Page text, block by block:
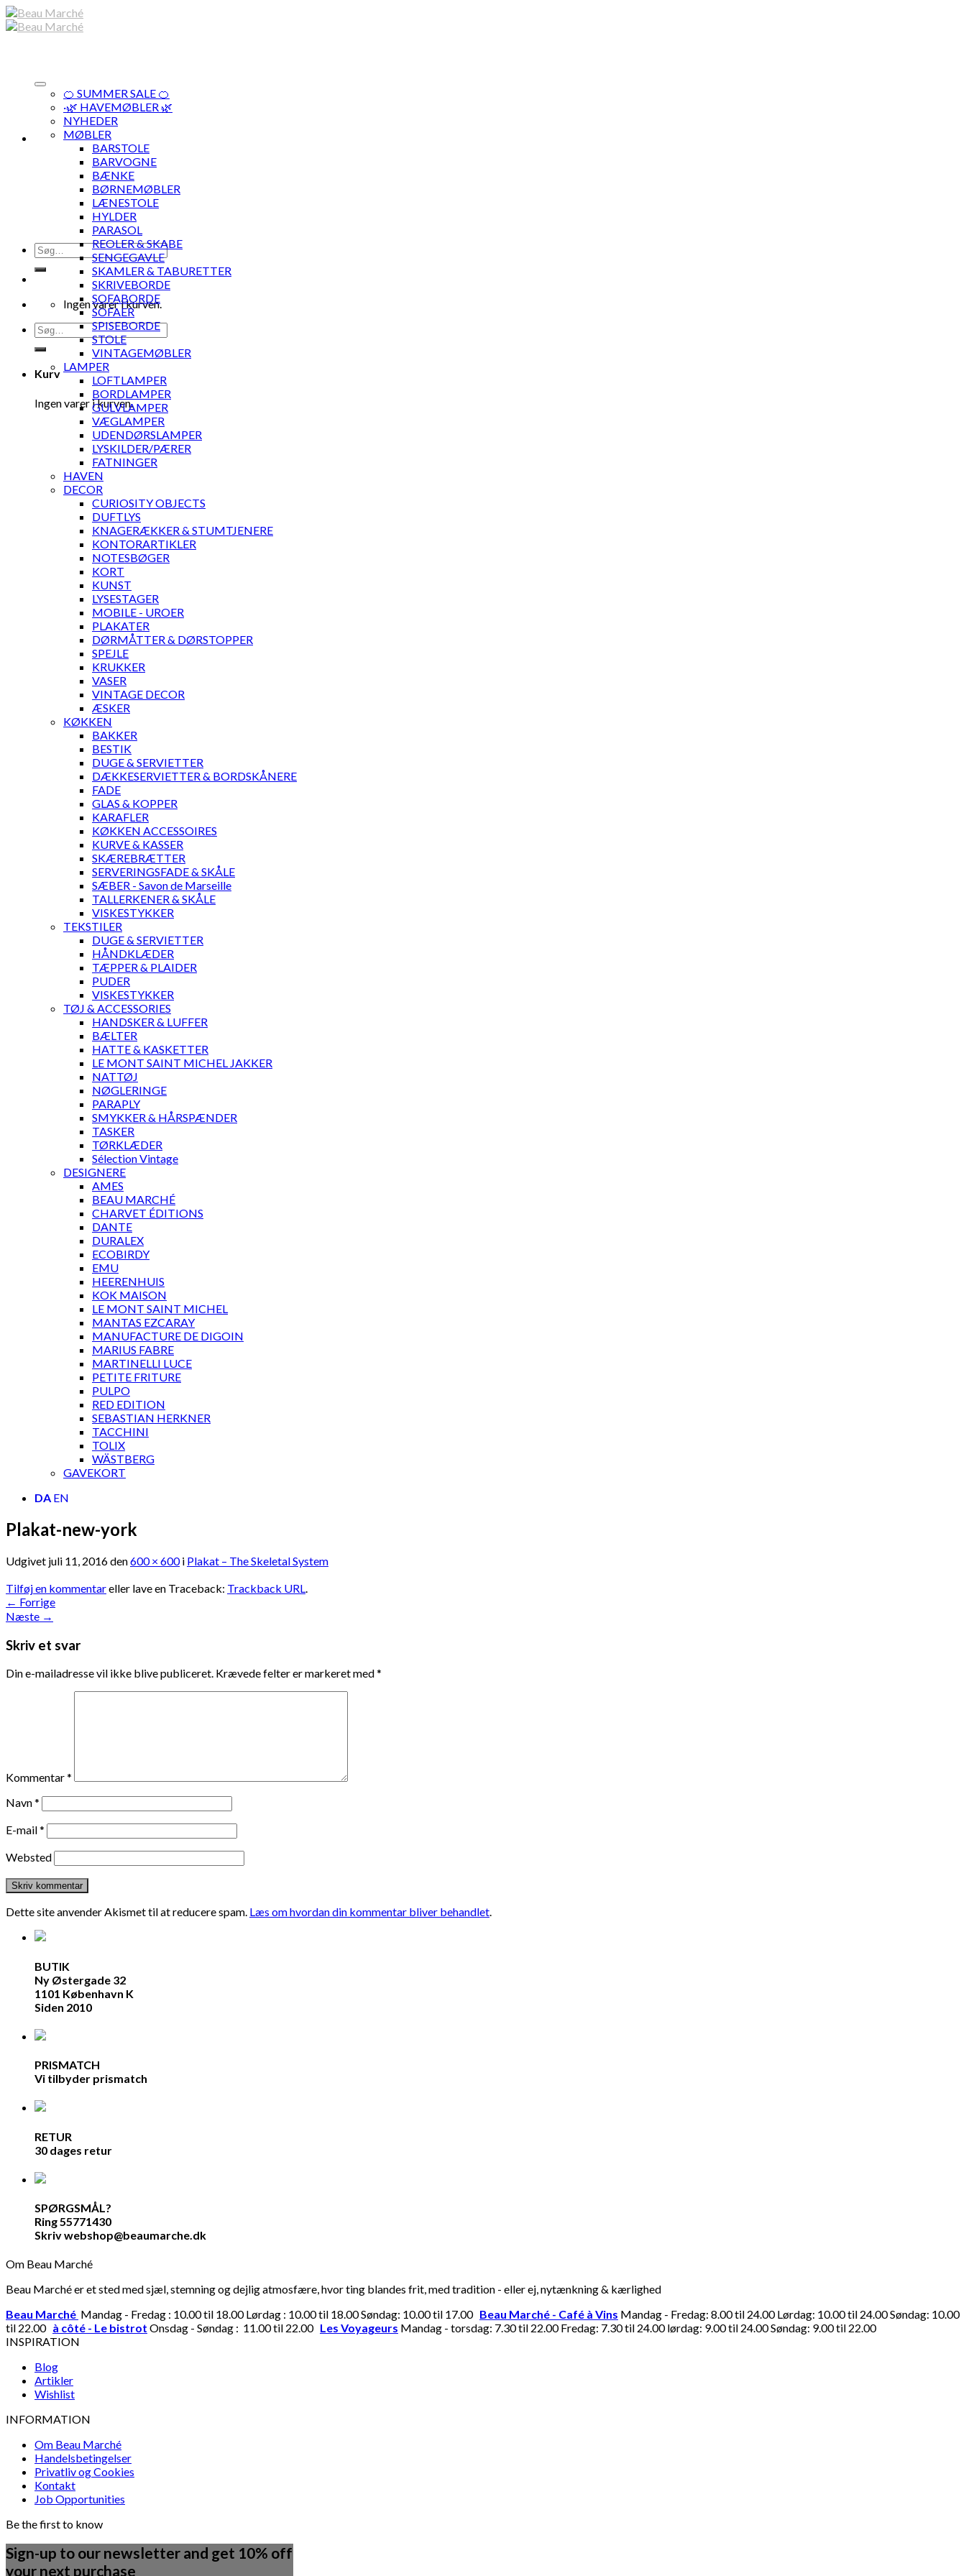
Skip
to
Søg
efter:
Ingen varer i kurven.
Søg
efter:
Kurv
Ingen varer i kurven.
🍊 SUMMER SALE 🍊
·🌿 HAVEMØBLER 🌿
NYHEDER
MØBLER
BARSTOLE
BARVOGNE
BÆNKE
BØRNEMØBLER
LÆNESTOLE
HYLDER
PARASOL
REOLER & SKABE
SENGEGAVLE
SKAMLER & TABURETTER
SKRIVEBORDE
SOFABORDE
SOFAER
SPISEBORDE
STOLE
VINTAGEMØBLER
LAMPER
LOFTLAMPER
BORDLAMPER
GULVLAMPER
VÆGLAMPER
UDENDØRSLAMPER
LYSKILDER/PÆRER
FATNINGER
HAVEN
DECOR
CURIOSITY OBJECTS
DUFTLYS
KNAGERÆKKER & STUMTJENERE
KONTORARTIKLER
NOTESBØGER
KORT
KUNST
LYSESTAGER
MOBILE - UROER
PLAKATER
DØRMÅTTER & DØRSTOPPER
SPEJLE
KRUKKER
VASER
VINTAGE DECOR
ÆSKER
KØKKEN
BAKKER
BESTIK
DUGE & SERVIETTER
DÆKKESERVIETTER & BORDSKÅNERE
FADE
GLAS & KOPPER
KARAFLER
KØKKEN ACCESSOIRES
KURVE & KASSER
SKÆREBRÆTTER
SERVERINGSFADE & SKÅLE
SÆBER - Savon de Marseille
TALLERKENER & SKÅLE
VISKESTYKKER
TEKSTILER
DUGE & SERVIETTER
HÅNDKLÆDER
TÆPPER & PLAIDER
PUDER
VISKESTYKKER
TØJ & ACCESSORIES
HANDSKER & LUFFER
BÆLTER
HATTE & KASKETTER
LE MONT SAINT MICHEL JAKKER
NATTØJ
NØGLERINGE
PARAPLY
SMYKKER & HÅRSPÆNDER
TASKER
TØRKLÆDER
Sélection Vintage
DESIGNERE
AMES
BEAU MARCHÉ
CHARVET ÉDITIONS
DANTE
DURALEX
ECOBIRDY
EMU
HEERENHUIS
KOK MAISON
LE MONT SAINT MICHEL
MANTAS EZCARAY
MANUFACTURE DE DIGOIN
MARIUS FABRE
MARTINELLI LUCE
PETITE FRITURE
PULPO
RED EDITION
SEBASTIAN HERKNER
TACCHINI
TOLIX
WÄSTBERG
GAVEKORT
DA EN
Plakat-new-york
Udgivet juli 11, 2016den600 × 600i Plakat – The Skeletal System
Tilføj en kommentareller lave en Traceback: Trackback URL.
← Forrige
Næste →
Skriv et svar
Din e-mailadresse vil ikke blive publiceret. Krævede felter er markeret med*
Kommentar*
Navn*
E-mail*
Websted
Dette site anvender Akismet til at reducere spam. Læs om hvordan din kommentar bliver behandlet.
BUTIK
Ny Østergade 32
1101 København K
Siden 2010
PRISMATCH
Vi tilbyder prismatch
RETUR
30 dages retur
SPØRGSMÅL?
Ring 55771430
Skriv webshop@beaumarche.dk
Om Beau Marché
Beau Marché er et sted med sjæl, stemning og dejlig atmosfære, hvor ting blandes frit, med tradition - eller ej, nytænkning & kærlighed
Beau Marché Mandag - Fredag : 10.00 til 18.00 Lørdag : 10.00 til 18.00 Søndag: 10.00 til 17.00 Beau Marché - Café à Vins Mandag - Fredag: 8.00 til 24.00 Lørdag: 10.00 til 24.00 Søndag: 10.00
til 22.00 à côté - Le bistrot Onsdag - Søndag : 11.00 til 22.00 Les Voyageurs Mandag - torsdag: 7.30 til 22.00 Fredag: 7.30 til 24.00 lørdag: 9.00 til 24.00 Søndag: 9.00 til 22.00
INSPIRATION
Blog
Artikler
Wishlist
INFORMATION
Om Beau Marché
Handelsbetingelser
Privatliv og Cookies
Kontakt
Job Opportunities
Be the first to know
Sign-up to our newsletter and get 10% off
your next purchase